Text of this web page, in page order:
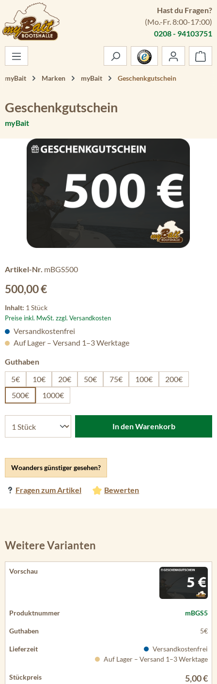
Zum Hauptinhalt springen
Hast du Fragen?
(Mo.-Fr. 8:00-17:00)
0208 - 94103751
myBait Marken myBait Geschenkgutschein
Geschenkgutschein
myBait
Bildergalerie überspringen
Artikel-Nr. mBGS500
Regulärer Preis:
500,00 €
Inhalt: 1 Stück
Preise inkl. MwSt. zzgl. Versandkosten
Woanders günstiger gesehen?
Fragen zum Artikel Bewerten
Versandkostenfrei
Auf Lager – Versand 1–3 Werktage
Guthabenauswählen
5€
10€ 20€ 50€ 75€ 100€
200€
500€
1000€
In den Warenkorb
Weitere Varianten
mBGS5
5€
Versandkostenfrei
Auf Lager – Versand 1–3 Werktage
5,00 €